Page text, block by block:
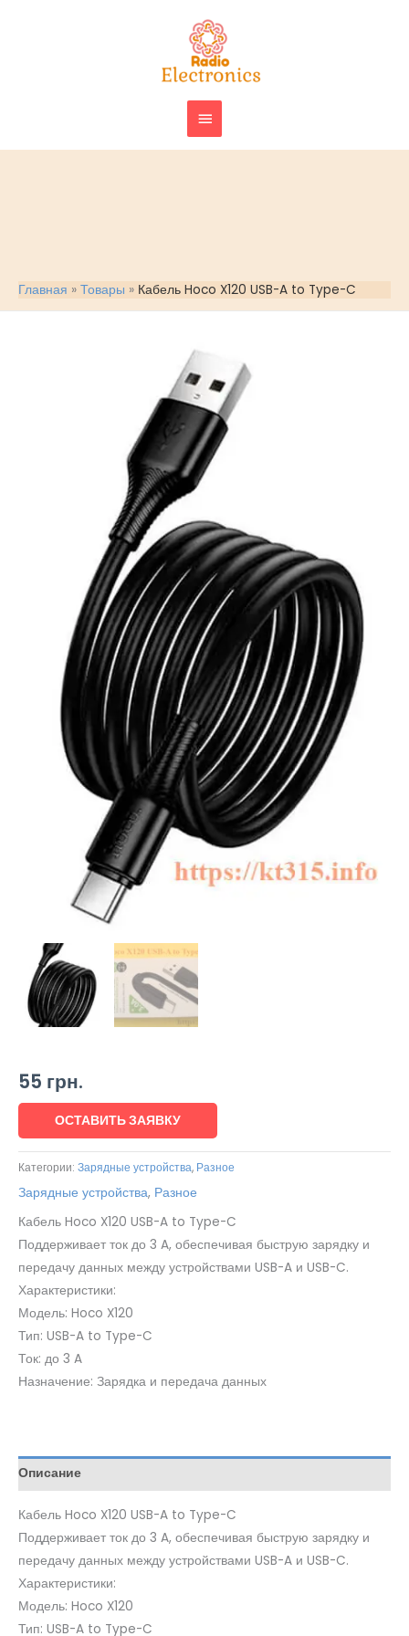
ГЛАВНОЕ
МЕНЮ
Главная Товары Кабель Hoco X120 USB-A to Type-C
55 грн.
ОСТАВИТЬ ЗАЯВКУ
Категории: Зарядные устройства, Разное
Зарядные устройства, Разное
Кабель Hoco X120 USB-A to Type-C
Поддерживает ток до 3 A, обеспечивая быструю зарядку и
передачу данных между устройствами USB-A и USB-C.
Характеристики:
Модель: Hoco X120
Тип: USB-A to Type-C
Ток: до 3 A
Назначение: Зарядка и передача данных
Описание
Кабель Hoco X120 USB-A to Type-C
Поддерживает ток до 3 A, обеспечивая быструю зарядку и
передачу данных между устройствами USB-A и USB-C.
Характеристики:
Модель: Hoco X120
Тип: USB-A to Type-C